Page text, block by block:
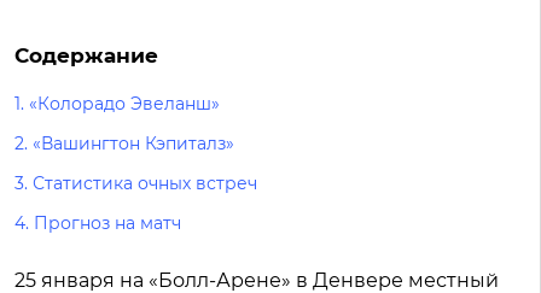
Содержание
1. «Колорадо Эвеланш»
2. «Вашингтон Кэпиталз»
3. Статистика очных встреч
4. Прогноз на матч
25 января на «Болл-Арене» в Денвере местный